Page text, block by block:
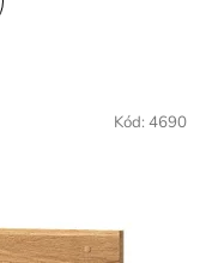
Kód: 4690